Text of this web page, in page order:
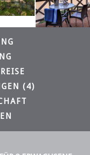
(4)